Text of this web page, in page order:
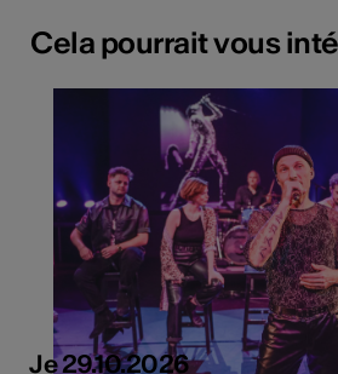
Cela pourrait vous
Je 29.10.2026